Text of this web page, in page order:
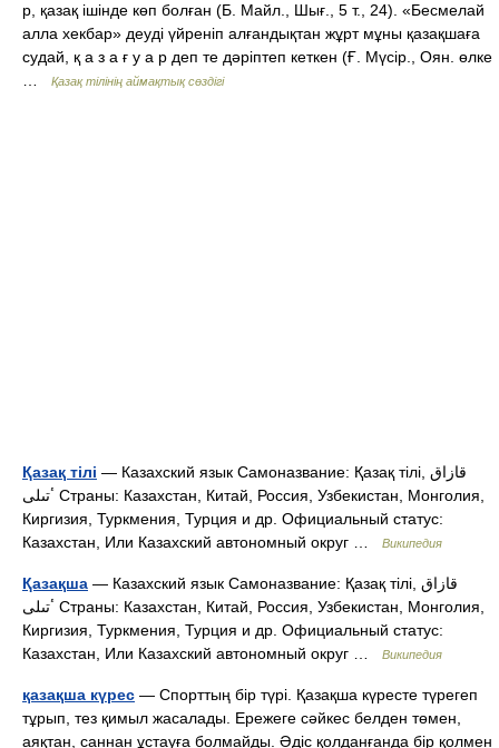
р, қазақ ішінде көп болған (Б. Майл., Шығ., 5 т., 24). «Бесмелай
алла хекбар» деуді үйреніп алғандықтан жұрт мұны қазақшаға
судай, қ а з а ғ у а р деп те дәріптеп кеткен (Ғ. Мүсір., Оян. өлке
Қазақ тілінің аймақтық сөздігі
Қазақ тілі — Казахский язык Самоназвание: Қазақ тілі, قازاق
ٴتىلى Страны: Казахстан, Китай, Россия, Узбекистан, Монголия,
Киргизия, Туркмения, Турция и др. Официальный статус:
Казахстан, Или Казахский автономный округ …
Википедия
Қазақша — Казахский язык Самоназвание: Қазақ тілі, قازاق
ٴتىلى Страны: Казахстан, Китай, Россия, Узбекистан, Монголия,
Киргизия, Туркмения, Турция и др. Официальный статус:
Казахстан, Или Казахский автономный округ …
Википедия
қазақша күрес — Спорттың бір түрі. Қазақша күресте түрегеп
тұрып, тез қимыл жасалады. Ережеге сәйкес белден төмен,
аяқтан, саннан ұстауға болмайды. Әдіс қолданғанда бір қолмен